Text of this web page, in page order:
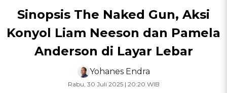
Sinopsis The Naked Gun, Aksi
Konyol Liam Neeson dan Pamela
Anderson di Layar Lebar
Yohanes Endra
Rabu, 30 Juli 2025 | 20:20 WIB